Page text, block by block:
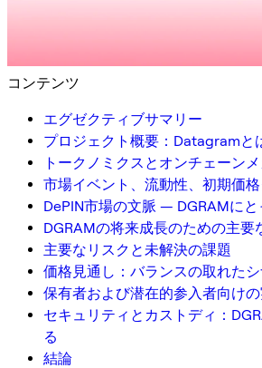
コンテンツ
エグゼクティブサマリー
プロジェクト概要：Datagramと
トークノミクスとオンチェーン
市場イベント、流動性、初期価
DePIN市場の文脈 — DGRAMに
DGRAMの将来成長のための主要
主要なリスクと未解決の課題
価格見通し：バランスの取れた
保有者および潜在的参入者向け
セキュリティとカストディ：
る
結論